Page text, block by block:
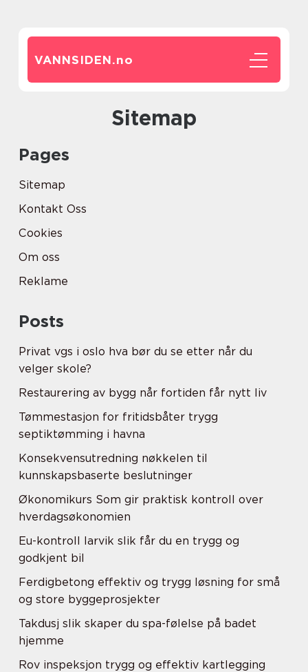
VANNSIDEN.no
Sitemap
Pages
Sitemap
Kontakt Oss
Cookies
Om oss
Reklame
Posts
Privat vgs i oslo hva bør du se etter når du
velger skole?
Restaurering av bygg når fortiden får nytt liv
Tømmestasjon for fritidsbåter trygg
septiktømming i havna
Konsekvensutredning nøkkelen til
kunnskapsbaserte beslutninger
Økonomikurs Som gir praktisk kontroll over
hverdagsøkonomien
Eu-kontroll larvik slik får du en trygg og
godkjent bil
Ferdigbetong effektiv og trygg løsning for små
og store byggeprosjekter
Takdusj slik skaper du spa-følelse på badet
hjemme
Rov inspeksjon trygg og effektiv kartlegging